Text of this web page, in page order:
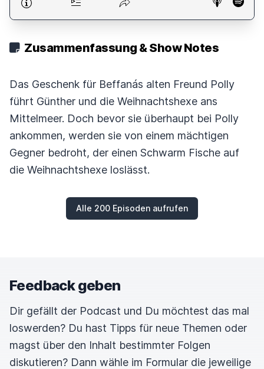
Zusammenfassung & Show Notes
Das Geschenk für Beffanás alten Freund Polly
führt Günther und die Weihnachtshexe ans
Mittelmeer. Doch bevor sie überhaupt bei Polly
ankommen, werden sie von einem mächtigen
Gegner bedroht, der einen Schwarm Fische auf
die Weihnachtshexe loslässt.
Alle 200 Episoden aufrufen
Feedback geben
Dir gefällt der Podcast und Du möchtest das mal
loswerden? Du hast Tipps für neue Themen oder
magst über den Inhalt bestimmter Folgen
diskutieren? Dann wähle im Formular die jeweilige